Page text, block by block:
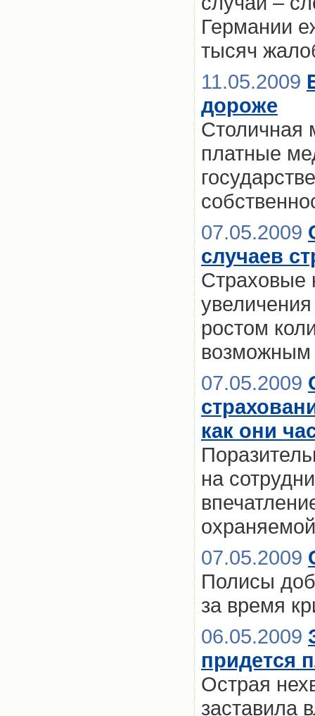
Германии
тысяч
11.05.2009
дороже
Столичная
платные
07.05.2009
случаев
Страховые
ростом
возможным
07.05.2009
как они
на
07.05.2009
Полисы
за время
06.05.2009
придется
Острая
заставила